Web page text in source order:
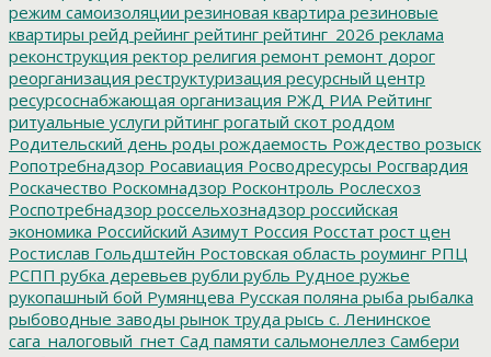
режим самоизоляции резиновая квартира резиновые
квартиры рейд рейинг рейтинг рейтинг_2026 реклама
реконструкция ректор религия ремонт ремонт дорог
реорганизация реструктуризация ресурсный центр
ресурсоснабжающая организация РЖД РИА Рейтинг
ритуальные услуги рйтинг рогатый скот роддом
Родительский день роды рождаемость Рождество розыск
Ропотребнадзор Росавиация Росводресурсы Росгвардия
Роскачество Роскомнадзор Росконтроль Рослесхоз
Роспотребнадзор россельхознадзор российская
экономика Российский Азимут Россия Росстат рост цен
Ростислав Гольдштейн Ростовская область роуминг РПЦ
РСПП рубка деревьев рубли рубль Рудное ружье
рукопашный бой Румянцева Русская поляна рыба рыбалка
рыбоводные заводы рынок труда рысь с. Ленинское
сага_налоговый_гнет Сад памяти сальмонеллез Самбери